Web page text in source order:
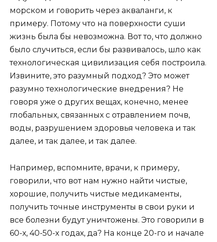
морском и говорить через акваланги, к
примеру. Потому что на поверхности суши
жизнь была бы невозможна. Вот то, что должно
было случиться, если бы развивалось, шло как
технологическая цивилизация себя построила.
Извините, это разумный подход? Это может
разумно технологические внедрения? Не
говоря уже о других вещах, конечно, менее
глобальных, связанных с отравлением почв,
воды, разрушением здоровья человека и так
далее, и так далее, и так далее.
Например, вспомните, врачи, к примеру,
говорили, что вот нам нужно найти чистые,
хорошие, получить чистые медикаменты,
получить точные инструменты в свои руки и
все болезни будут уничтожены. Это говорили в
60-х, 40-50-х годах, да? На конце 20-го и начале